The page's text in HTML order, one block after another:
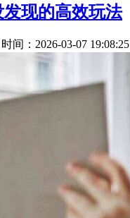
发现的高效玩法
时间：2026-03-07 19:08:25